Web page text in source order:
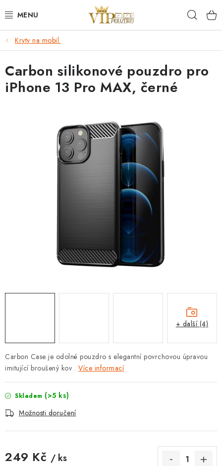
na
KRYTY NA MOBIL.
OCHRANA DISPLEJE - SKLO A FÓLIE
KABELY A NABÍJEČKY
DRŽÁKY A STOJÁNKY
BRAŠNY NA NOTEBOOKY
POUZDRA, OBALY NA APPLE AIRPODS
HODNOCENÍ OBCHODU
Jak nakupovat
Kryty na mobil.
Carbon Case je odolné pouzdro s elegantní povrchovou úpravou
imitující broušený kov . Více informací
Skladem (>5 ks)
Možnosti doručení
249 Kč / ks
Carbon silikonové pouzdro pro
iPhone 13 Pro MAX, černé
+ další (4)